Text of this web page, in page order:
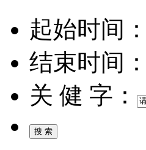
起始时间：
结束时间：
关 健 字：